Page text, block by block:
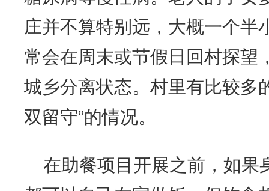
庄并不算特别远，大概一个半
常会在周末或节假日回村探望
城乡分离状态。村里有比较多
双留守”的情况。
在助餐项目开展之前，如果